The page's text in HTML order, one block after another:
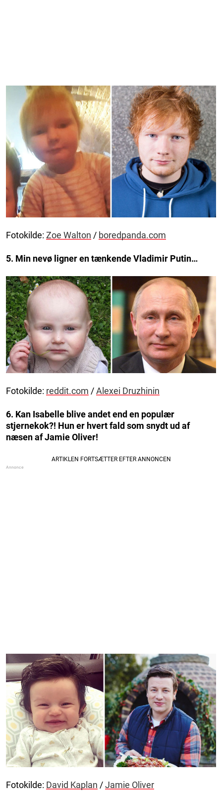
Fotokilde: Zoe Walton / boredpanda.com
5. Min nevø ligner en tænkende Vladimir Putin…
Fotokilde: reddit.com /Alexei Druzhinin
6. Kan Isabelle blive andet end en populær
stjernekok?! Hun er hvert fald som snydt ud af
næsen af Jamie Oliver!
Fotokilde: David Kaplan /Jamie Oliver